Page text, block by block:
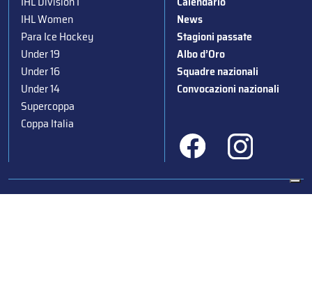
IHL Women
Para Ice Hockey
Under 19
Under 16
Under 14
Supercoppa
Coppa Italia
News
Stagioni passate
Albo d’Oro
Squadre nazionali
Convocazioni nazionali